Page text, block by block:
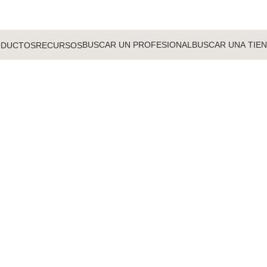
RECURSOSBUSCAR UN PROFESIONAL BUSCAR UNA